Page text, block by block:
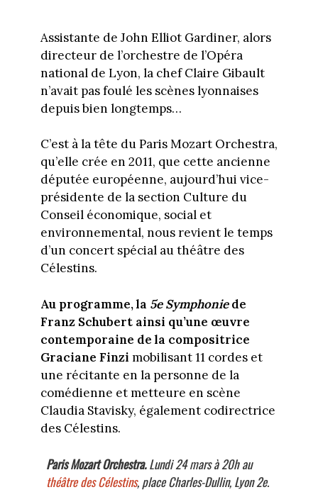
Assistante de John Elliot Gardiner, alors
directeur de l’orchestre de l’Opéra
national de Lyon, la chef Claire Gibault
n’avait pas foulé les scènes lyonnaises
depuis bien longtemps…
C’est à la tête du Paris Mozart Orchestra,
qu’elle crée en 2011, que cette ancienne
députée européenne, aujourd’hui vice-
présidente de la section Culture du
Conseil économique, social et
environnemental, nous revient le temps
d’un concert spécial au théâtre des
Célestins.
Au programme, la 5e Symphoniede
Franz Schubert ainsi qu’une œuvre
contemporaine de la compositrice
Graciane Finzi mobilisant 11 cordes et
une récitante en la personne de la
comédienne et metteure en scène
Claudia Stavisky, également codirectrice
des Célestins.
Paris Mozart Orchestra.Lundi 24 mars à 20h au
théâtre des Célestins, place Charles-Dullin, Lyon 2e.